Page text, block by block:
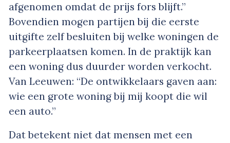
afgenomen omdat de prijs fors blijft.”
Bovendien mogen partijen bij die eerste
uitgifte zelf besluiten bij welke woningen de
parkeerplaatsen komen. In de praktijk kan
een woning dus duurder worden verkocht.
Van Leeuwen: “De ontwikkelaars gaven aan:
wie een grote woning bij mij koopt die wil
een auto.”
Dat betekent niet dat mensen met een